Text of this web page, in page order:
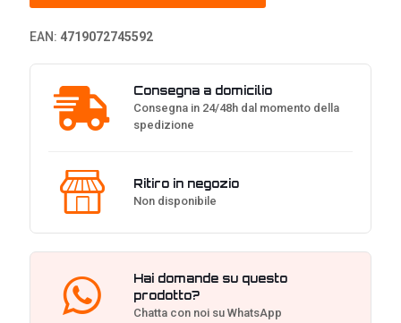
EAN: 4719072745592
Consegna a domicilio
Consegna in 24/48h dal momento della
spedizione
Ritiro in negozio
Non disponibile
Hai domande su questo
prodotto?
Chatta con noi su WhatsApp